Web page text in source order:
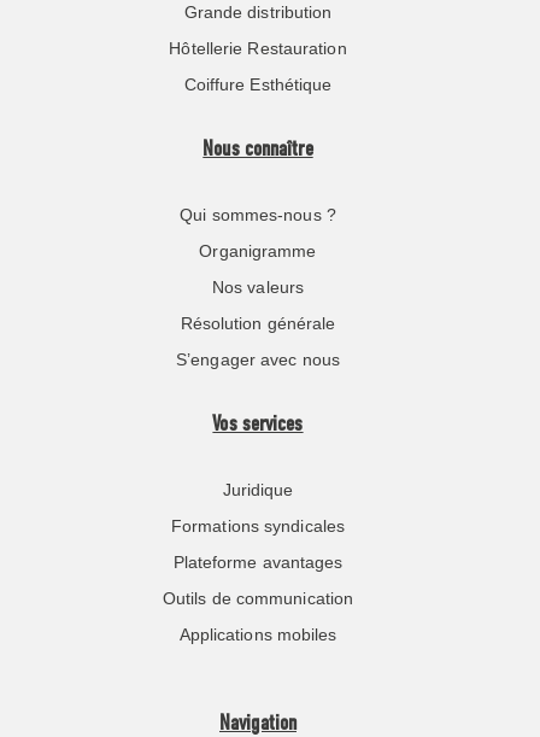
Grande distribution
Hôtellerie Restauration
Coiffure Esthétique
Nous connaître
Qui sommes-nous ?
Organigramme
Nos valeurs
Résolution générale
S’engager avec nous
Vos services
Juridique
Formations syndicales
Plateforme avantages
Outils de communication
Applications mobiles
Navigation